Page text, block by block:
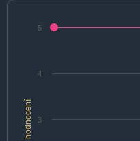
hodnocení 3
4
5